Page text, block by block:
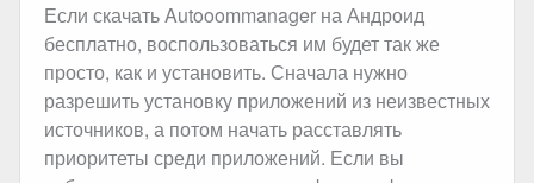
Если скачать Autooommanager на Андроид
бесплатно, воспользоваться им будет так же
просто, как и установить. Сначала нужно
разрешить установку приложений из неизвестных
источников, а потом начать расставлять
приоритеты среди приложений. Если вы